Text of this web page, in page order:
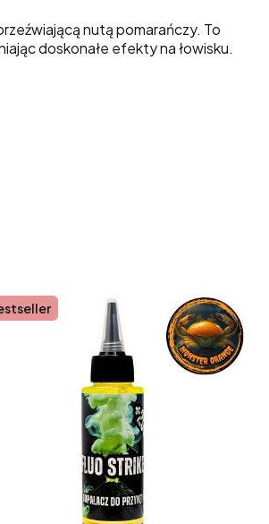
nutą pomarańczy. To
doskonałe efekty na łowisku.